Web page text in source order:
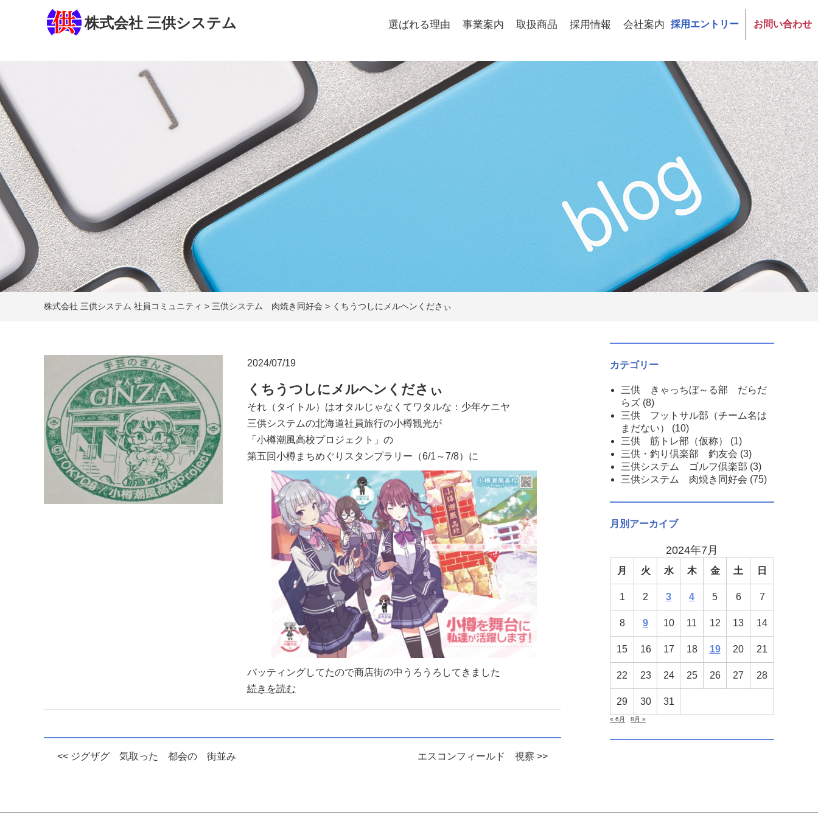
株式会社 三供システム 選ばれる理由 事業案内 取扱商品 採用情報 会社案内 採用エントリー お問い合わせ
株式会社 三供システム 社員コミュニティ > 三供システム 肉焼き同好会 > くちうつしにメルヘンくださぃ
2024/07/19
くちうつしにメルヘンくださぃ
それ（タイトル）はオタルじゃなくてワタルな：少年ケニヤ
三供システムの北海道社員旅行の小樽観光が
「小樽潮風高校プロジェクト」の
第五回小樽まちめぐりスタンプラリー（6/1～7/8）に
バッティングしてたので商店街の中うろうろしてきました
続きを読む
<< ジグザグ 気取った 都会の 街並み エスコンフィールド 視察 >>
カテゴリー
三供 きゃっちぼ～る部 だらだ
らズ(8)
三供 フットサル部（チーム名は
まだない）
(10)
三供 筋トレ部（仮称）
(1)
三供・釣り倶楽部 釣友会 (3)
三供システム ゴルフ倶楽部 (3)
三供システム 肉焼き同好会 (75)
月別アーカイブ
2024年7月
月 火 水 木 金 土 日
1 2 3 4 5 6 7
8 9 10 11 12 13 14
15 16 17 18 19 20 21
22 23 24 25 26 27 28
29 30 31
« 6月 8月 »